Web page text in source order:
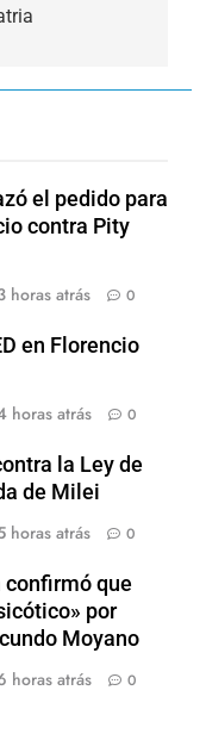
el pedido para
contra Pity
horas atrás 0
en Florencio
horas atrás 0
la Ley de
de Milei
horas atrás 0
confirmó que
por
Moyano
horas atrás 0